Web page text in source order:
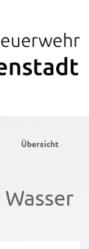
Übersicht